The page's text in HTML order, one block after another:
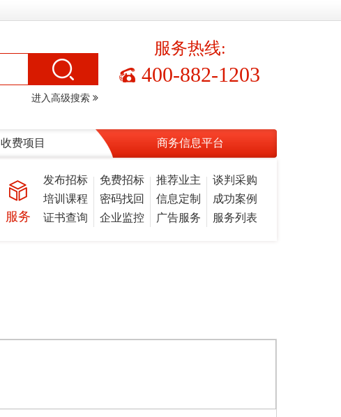
进入高级搜索
服务热线:
400-882-1203
收费项目 商务信息平台
服务
发布招标
培训课程
证书查询
免费招标
密码找回
企业监控
推荐业主
信息定制
广告服务
谈判采购
成功案例
服务列表